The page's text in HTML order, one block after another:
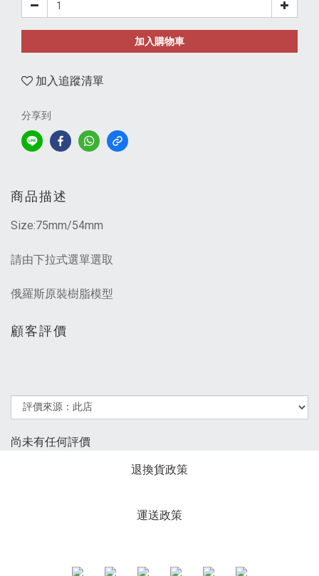
加入購物車
加入追蹤清單
分享到
商品描述
Size:75mm/54mm
請由下拉式選單選取
俄羅斯原裝樹脂模型
顧客評價
尚未有任何評價
退換貨政策
運送政策